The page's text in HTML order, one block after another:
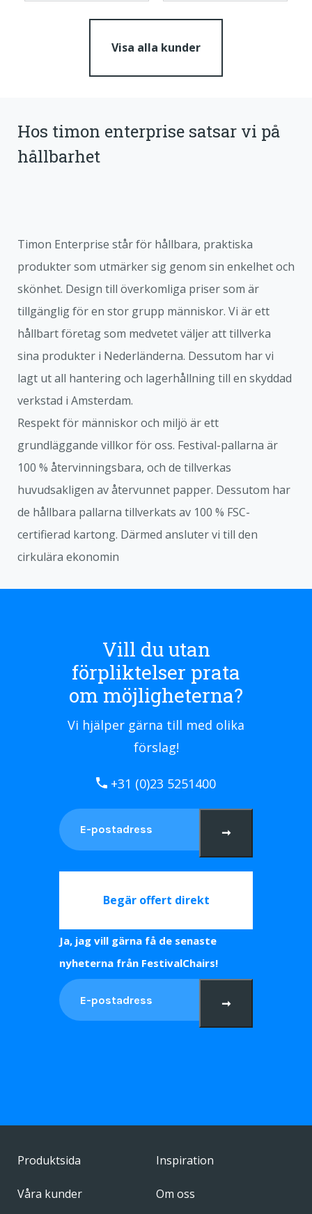
Visa alla kunder
Hos timon enterprise satsar vi på
hållbarhet
Timon Enterprise står för hållbara, praktiska
produkter som utmärker sig genom sin enkelhet och
skönhet. Design till överkomliga priser som är
tillgänglig för en stor grupp människor. Vi är ett
hållbart företag som medvetet väljer att tillverka
sina produkter i Nederländerna. Dessutom har vi
lagt ut all hantering och lagerhållning till en skyddad
verkstad i Amsterdam.
Respekt för människor och miljö är ett
grundläggande villkor för oss. Festival-pallarna är
100 % återvinningsbara, och de tillverkas
huvudsakligen av återvunnet papper. Dessutom har
de hållbara pallarna tillverkats av 100 % FSC-
certifierad kartong. Därmed ansluter vi till den
cirkulära ekonomin
Vill du utan
förpliktelser prata
om möjligheterna?
Vi hjälper gärna till med olika
förslag!
+31 (0)23 5251400
➞
Begär offert direkt
Ja, jag vill gärna få de senaste
nyheterna från FestivalChairs!
➞
Produktsida Inspiration
Våra kunder Om oss